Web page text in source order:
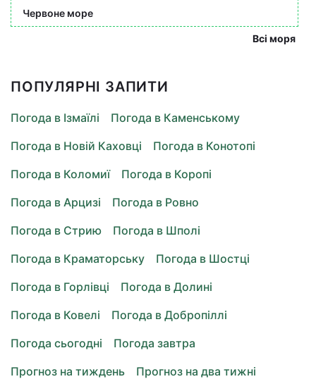
Червоне море
Всі моря
ПОПУЛЯРНІ ЗАПИТИ
Погода в Ізмаїлі
Погода в Каменському
Погода в Новій Каховці
Погода в Конотопі
Погода в Коломиї
Погода в Коропі
Погода в Арцизі
Погода в Ровно
Погода в Стрию
Погода в Шполі
Погода в Краматорську
Погода в Шостці
Погода в Горлівці
Погода в Долині
Погода в Ковелі
Погода в Добропіллі
Погода сьогодні
Погода завтра
Прогноз на тиждень
Прогноз на два тижні